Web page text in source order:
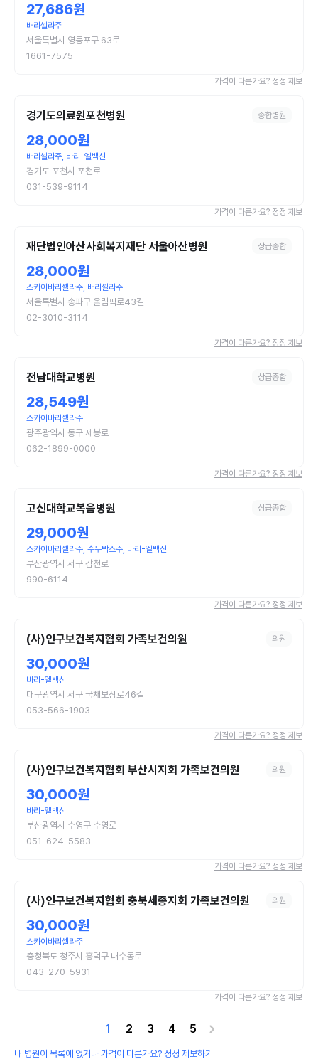
27,686원
배리셀라주
서울특별시 영등포구 63로
1661-7575
가격이 다른가요? 정정 제보
경기도의료원포천병원 종합병원
28,000원
배리셀라주, 바리-엘백신
경기도 포천시 포천로
031-539-9114
가격이 다른가요? 정정 제보
재단법인아산사회복지재단 서울아산병원 상급종합
28,000원
스카이바리셀라주, 배리셀라주
서울특별시 송파구 올림픽로43길
02-3010-3114
가격이 다른가요? 정정 제보
전남대학교병원 상급종합
28,549원
스카이바리셀라주
광주광역시 동구 제봉로
062-1899-0000
가격이 다른가요? 정정 제보
고신대학교복음병원 상급종합
29,000원
스카이바리셀라주, 수두박스주, 바리-엘백신
부산광역시 서구 감천로
990-6114
가격이 다른가요? 정정 제보
(사)인구보건복지협회 가족보건의원 의원
30,000원
바리-엘백신
대구광역시 서구 국채보상로46길
053-566-1903
가격이 다른가요? 정정 제보
(사)인구보건복지협회 부산시지회 가족보건의원 의원
30,000원
바리-엘백신
부산광역시 수영구 수영로
051-624-5583
가격이 다른가요? 정정 제보
(사)인구보건복지협회 충북세종지회 가족보건의원 의원
30,000원
스카이바리셀라주
충청북도 청주시 흥덕구 내수동로
043-270-5931
가격이 다른가요? 정정 제보
1 2 3 4 5
내 병원이 목록에 없거나 가격이 다른가요? 정정 제보하기